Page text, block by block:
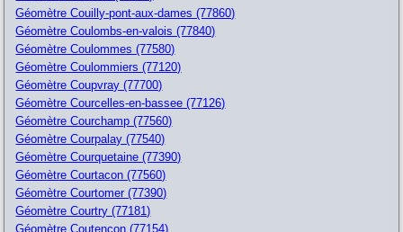
Géomètre Couilly-pont-aux-dames (77860)
Géomètre Coulombs-en-valois (77840)
Géomètre Coulommes (77580)
Géomètre Coulommiers (77120)
Géomètre Coupvray (77700)
Géomètre Courcelles-en-bassee (77126)
Géomètre Courchamp (77560)
Géomètre Courpalay (77540)
Géomètre Courquetaine (77390)
Géomètre Courtacon (77560)
Géomètre Courtomer (77390)
Géomètre Courtry (77181)
Géomètre Coutencon (77154)